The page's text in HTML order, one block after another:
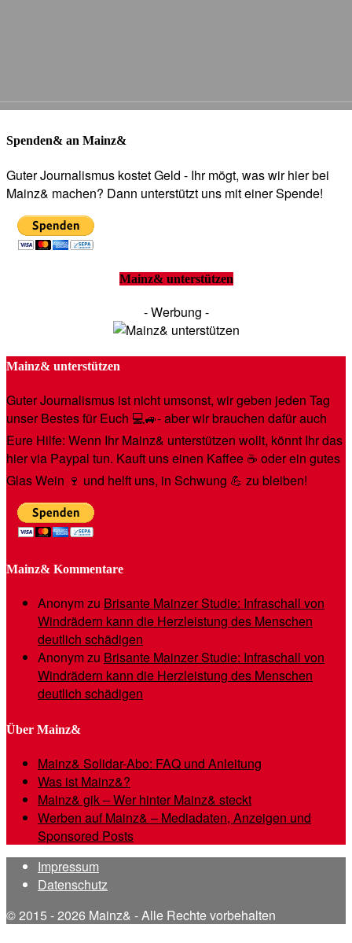
Spenden& an Mainz&
Guter Journalismus kostet Geld - Ihr mögt, was wir hier bei
Mainz& machen? Dann unterstützt uns mit einer Spende!
Mainz& unterstützen
- Werbung -
Mainz& unterstützen
Guter Journalismus ist nicht umsonst, wir geben jeden Tag
unser Bestes für Euch 💻🚙- aber wir brauchen dafür auch
Eure Hilfe: Wenn Ihr Mainz& unterstützen wollt, könnt Ihr das
hier via Paypal tun. Kauft uns einen Kaffee ☕️ oder ein gutes
Glas Wein 🍷 und helft uns, in Schwung 💪 zu bleiben!
Mainz& Kommentare
Anonymzu Brisante Mainzer Studie: Infraschall von
Windrädern kann die Herzleistung des Menschen
deutlich schädigen
Anonymzu Brisante Mainzer Studie: Infraschall von
Windrädern kann die Herzleistung des Menschen
deutlich schädigen
Über Mainz&
Mainz& Solidar-Abo: FAQ und Anleitung
Was ist Mainz&?
Mainz& gik – Wer hinter Mainz& steckt
Werben auf Mainz& – Mediadaten, Anzeigen und
Sponsored Posts
Impressum
Datenschutz
© 2015 - 2026 Mainz& - Alle Rechte vorbehalten